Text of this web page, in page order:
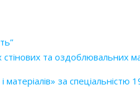
та оздоблювальних
за спеціальністю